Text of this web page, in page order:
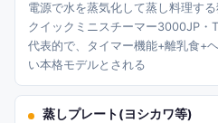
電源で水を蒸気化して蒸し料理す
クイックミニスチーマー3000JP
代表的で、タイマー機能+離乳食+
い本格モデルとされる
蒸しプレート(ヨシカワ等)